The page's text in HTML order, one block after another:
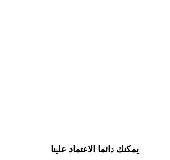
يمكنك دائما الاعتماد علينا